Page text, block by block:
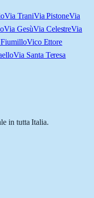
Via TraniVia PistoneVia
Via GesùVia CelestreVia
Vico Ettore
Via Santa Teresa
in tutta Italia.